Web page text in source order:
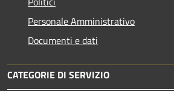
Personale Amministrativo
Documenti e dati
CATEGORIE DI SERVIZIO